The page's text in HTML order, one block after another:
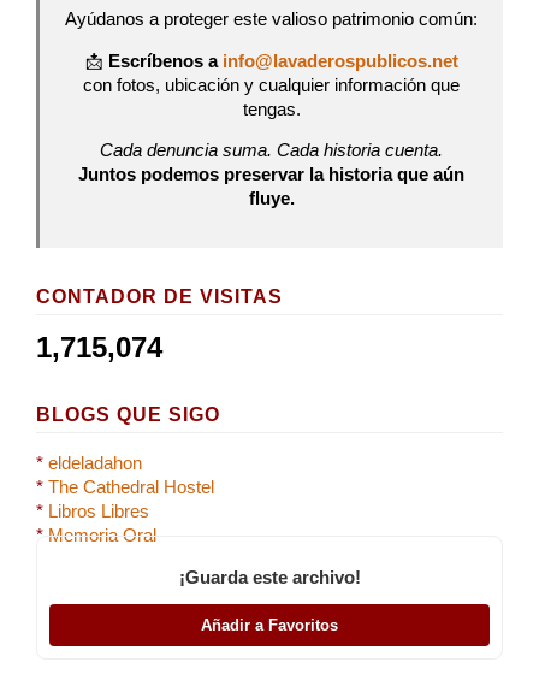
Ayúdanos a proteger este valioso patrimonio común:
📩 Escríbenos a info@lavaderospublicos.net
con fotos, ubicación y cualquier información que
tengas.
Cada denuncia suma. Cada historia cuenta.
Juntos podemos preservar la historia que aún
fluye.
CONTADOR DE VISITAS
1,715,074
BLOGS QUE SIGO
* eldeladahon
* The Cathedral Hostel
* Libros Libres
* Memoria Oral
¡Guarda este archivo!
Añadir a Favoritos